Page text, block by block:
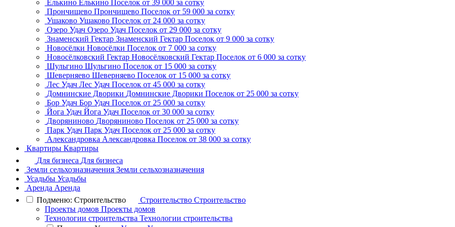
Елькино Елькино Поселок от 39 000 за сотку
Прончищево Прончищево Поселок от 59 000 за сотку
Ушаково Ушаково Поселок от 24 000 за сотку
Озеро Удач Озеро Удач Поселок от 29 000 за сотку
Знаменский Гектар Знаменский Гектар Поселок от 9 000 за сотку
Новосёлки Новосёлки Поселок от 7 000 за сотку
Новосёлковский Гектар Новосёлковский Гектар Поселок от 6 000 за сотку
Шульгино Шульгино Поселок от 15 000 за сотку
Шеверняево Шеверняево Поселок от 15 000 за сотку
Лес Удач Лес Удач Поселок от 45 000 за сотку
Домнинские Дворики Домнинские Дворики Поселок от 25 000 за сотку
Бор Удач Бор Удач Поселок от 25 000 за сотку
Йога Удач Йога Удач Поселок от 30 000 за сотку
Дворяниново Дворяниново Поселок от 25 000 за сотку
Парк Удач Парк Удач Поселок от 25 000 за сотку
Александровка Александровка Поселок от 38 000 за сотку
Квартиры Квартиры
Для бизнеса Для бизнеса
Земли сельхозназначения Земли сельхозназначения
Усадьбы Усадьбы
Аренда Аренда
Подменю: Строительство
Строительство Строительство
Проекты домов Проекты домов
Технологии строительства Технологии строительства